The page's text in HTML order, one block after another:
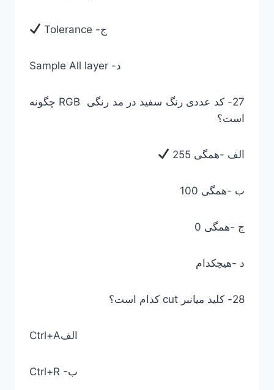
Tolerance -ج
Sample All layer -د
27- کد عددی رنگ سفید در مد رنگی RGB چگونه
است؟
الف -همگی 255
ب -همگی 100
ج -همگی 0
د -هیچکدام
28- کلید میانبر cut کدام است؟
Ctrl+Aالف
Ctrl+R -ب